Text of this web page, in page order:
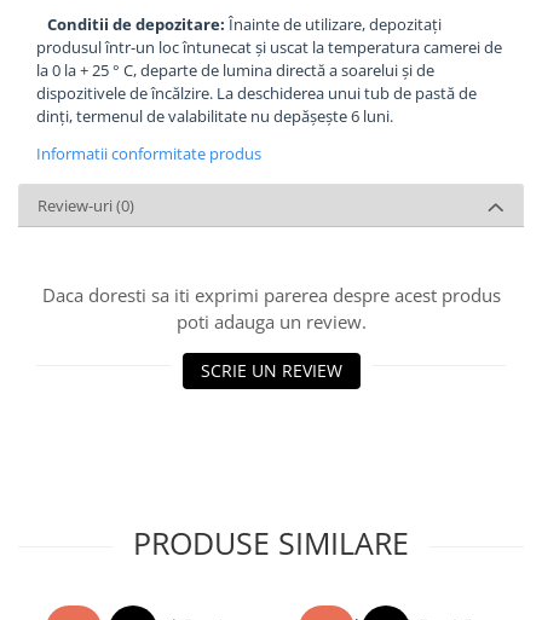
Conditii de depozitare: Înainte de utilizare, depozitați
produsul într-un loc întunecat și uscat la temperatura camerei de
la 0 la + 25 ° C, departe de lumina directă a soarelui și de
dispozitivele de încălzire. La deschiderea unui tub de pastă de
dinți, termenul de valabilitate nu depășește 6 luni.
Informatii conformitate produs
Review-uri (0)
Daca doresti sa iti exprimi parerea despre acest produs
poti adauga un review.
SCRIE UN REVIEW
PRODUSE SIMILARE